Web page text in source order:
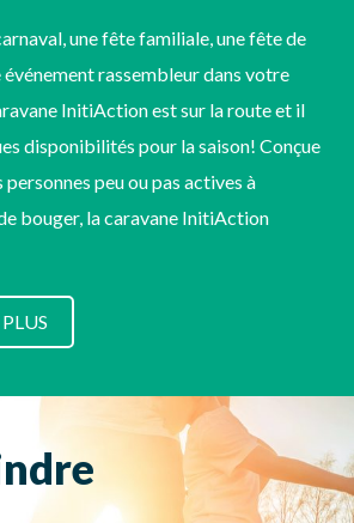
une fête familiale, une fête de
rassembleur dans votre
InitiAction est sur la route et il
disponibilités pour la saison! Conçue
peu ou pas actives à
bouger, la caravane InitiAction